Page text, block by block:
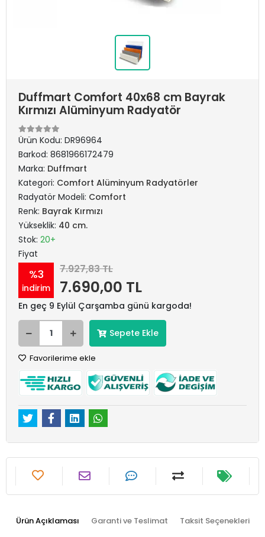
Duffmart Comfort 40x68 cm Bayrak
Kırmızı Alüminyum Radyatör
Ürün Kodu: DR96964
Barkod: 8681966172479
Marka: Duffmart
Kategori: Comfort Alüminyum Radyatörler
Radyatör Modeli: Comfort
Renk: Bayrak Kırmızı
Yükseklik: 40 cm.
Stok: 20+
Fiyat
%3
indirim
7.927,83 TL
7.690,00 TL
En geç 9 Eylül Çarşamba günü kargoda!
Sepete Ekle
Favorilerime ekle
Ürün Açıklaması Garanti ve Teslimat Taksit Seçenekleri